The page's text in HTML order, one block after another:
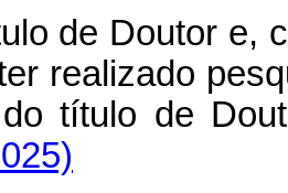
de Doutor e,
realizado
título de